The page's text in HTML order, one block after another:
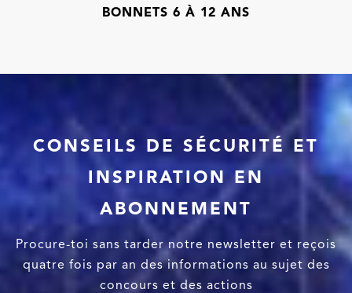
BONNETS 6 À 12 ANS
CONSEILS DE SÉCURITÉ ET
INSPIRATION EN
ABONNEMENT
Procure-toi sans tarder notre newsletter et reçois
quatre fois par an des informations au sujet des
concours et des actions